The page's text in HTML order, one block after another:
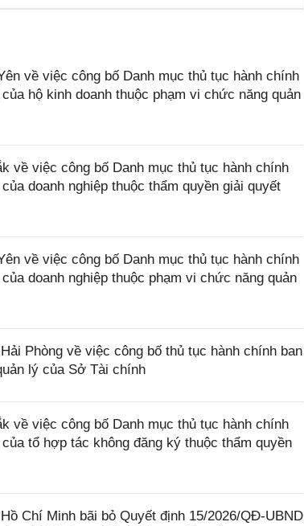
về việc công bố Danh mục thủ tục hành chính
hộ kinh doanh thuộc phạm vi chức năng quản
về việc công bố Danh mục thủ tục hành chính
doanh nghiệp thuộc thẩm quyền giải quyết
về việc công bố Danh mục thủ tục hành chính
doanh nghiệp thuộc phạm vi chức năng quản
Phòng về việc công bố thủ tục hành chính ban
lý của Sở Tài chính
về việc công bố Danh mục thủ tục hành chính
tổ hợp tác không đăng ký thuộc thẩm quyền
Chí Minh bãi bỏ Quyết định 15/2026/QĐ-UBND